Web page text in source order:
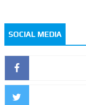
SOCIAL MEDIA